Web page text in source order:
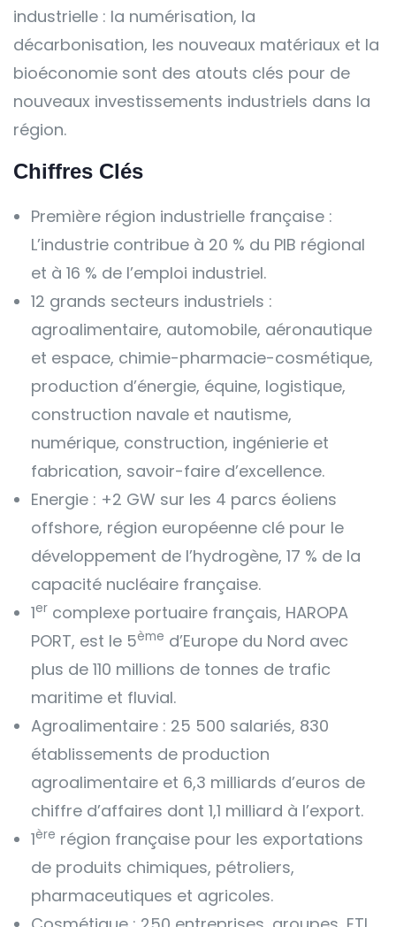
industrielle : la numérisation, la
décarbonisation, les nouveaux matériaux et la
bioéconomie sont des atouts clés pour de
nouveaux investissements industriels dans la
région.
Chiffres Clés
Première région industrielle française :
L’industrie contribue à 20 % du PIB régional
et à 16 % de l’emploi industriel.
12 grands secteurs industriels :
agroalimentaire, automobile, aéronautique
et espace, chimie-pharmacie-cosmétique,
production d’énergie, équine, logistique,
construction navale et nautisme,
numérique, construction, ingénierie et
fabrication, savoir-faire d’excellence.
Energie : +2 GW sur les 4 parcs éoliens
offshore, région européenne clé pour le
développement de l’hydrogène, 17 % de la
capacité nucléaire française.
1er complexe portuaire français, HAROPA
PORT, est le 5ème d’Europe du Nord avec
plus de 110 millions de tonnes de trafic
maritime et fluvial.
Agroalimentaire : 25 500 salariés, 830
établissements de production
agroalimentaire et 6,3 milliards d’euros de
chiffre d’affaires dont 1,1 milliard à l’export.
1ère région française pour les exportations
de produits chimiques, pétroliers,
pharmaceutiques et agricoles.